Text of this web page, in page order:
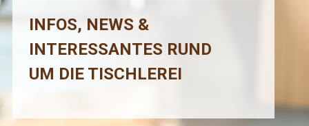
INFOS, NEWS &
INTERESSANTES RUND
UM DIE TISCHLEREI